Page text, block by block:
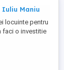
Iuliu Maniu
locuinte pentru
faci o investitie
cu doua
cele mai viabile
In